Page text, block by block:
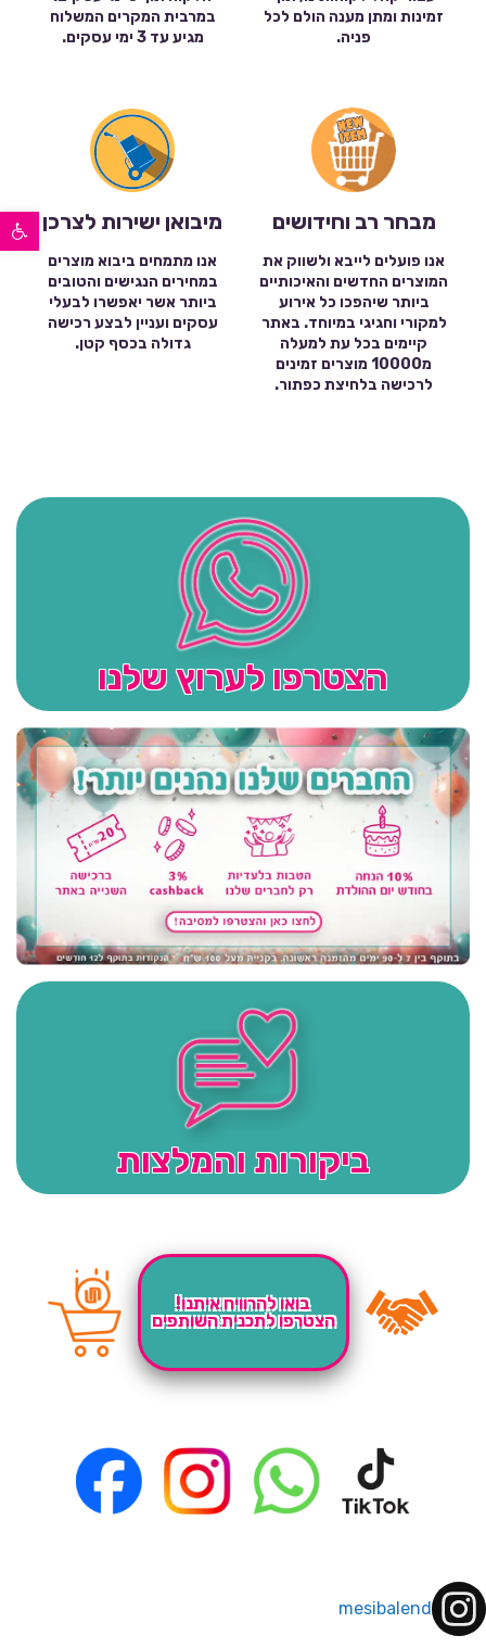
פתח סרגל נגישות
זמינות ומתן מענה הולם לכל
פניה.
במרבית המקרים המשלוח
מגיע עד 3 ימי עסקים.
מבחר רב וחידושים
אנו פועלים לייבא ולשווק את
המוצרים החדשים והאיכותיים
ביותר שיהפכו כל אירוע
למקורי וחגיגי במיוחד. באתר
קיימים בכל עת למעלה
מ10000 מוצרים זמינים
לרכישה בלחיצת כפתור.
מיבואן ישירות לצרכן
אנו מתמחים ביבוא מוצרים
במחירים הנגישים והטובים
ביותר אשר יאפשרו לבעלי
עסקים ועניין לבצע רכישה
גדולה בכסף קטן.
הצטרפו לערוץ שלנו
ביקורות והמלצות
בואו להרוויח איתנו!
הצטרפו לתכנית השותפים
mesibalend